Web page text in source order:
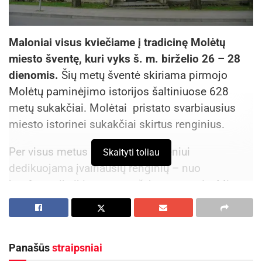
Maloniai visus kviečiame į tradicinę Molėtų
miesto šventę, kuri vyks š. m. birželio 26 – 28
dienomis. Šių metų šventė skiriama pirmojo
Molėtų paminėjimo istorijos šaltiniuose 628
metų sukakčiai. Molėtai pristato svarbiausius
miesto istorinei sukakčiai skirtus renginius.
Per visus metus Molėtų gimtadieniui
dedikuojama įvairiausių renginių – nuo
konferencijų iki sporto varžybų ar parodų. Miesto
šventė savo kulminaciją pasieks birželio 26-28
dienomis. Tikimasi, kad ji bus masiškiausia Rytų
keliolika renginių ir kurią aplankys gausybė
Skaityti toliau
Panašūsstraipsniai